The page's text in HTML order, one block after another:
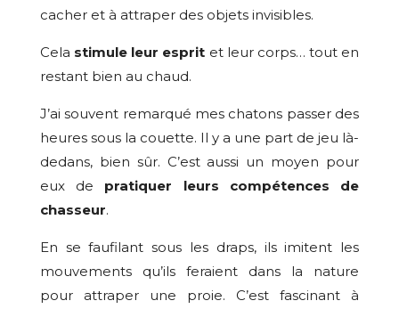
cacher et à attraper des objets invisibles.
Cela stimule leur esprit et leur corps… tout en
restant bien au chaud.
J’ai souvent remarqué mes chatons passer des
heures sous la couette. Il y a une part de jeu là-
dedans, bien sûr. C’est aussi un moyen pour
eux de pratiquer leurs compétences de
chasseur.
En se faufilant sous les draps, ils imitent les
mouvements qu’ils feraient dans la nature
pour attraper une proie. C’est fascinant à